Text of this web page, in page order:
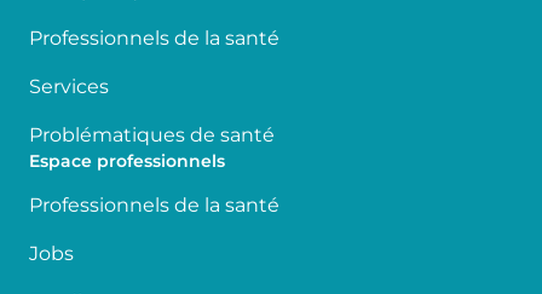
Professionnels de la santé
Services
Problématiques de santé
Espace professionnels
Professionnels de la santé
Jobs